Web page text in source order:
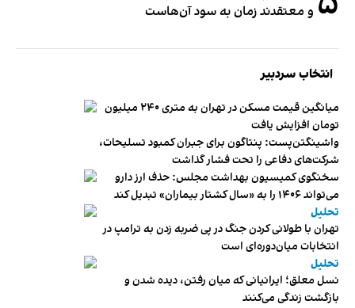
و معتقدند زمان به سود آن‌هاست
انتخاب سردبیر
میانگین قیمت مسکن در تهران به متری ۲۴۰ میلیون
تومان افزایش یافت
واشینگتن‌پست: پنتاگون برای جبران کمبود تسلیحات،
شرکت‌های دفاعی را تحت فشار گذاشت
سخنگوی کمیسیون بهداشت مجلس: حذف ارز دارو
می‌تواند ۱۴۰۶ را به «سال کشتار بیماران» تبدیل کند
تحلیل
تهران با طولانی کردن جنگ در پی ضربه زدن به ترامپ در
انتخابات میان‌دوره‌ای است
تحلیل
نسل معلق؛ ایرانیانی که میان رفتن، دیده شدن و
بازگشت زندگی می‌کنند